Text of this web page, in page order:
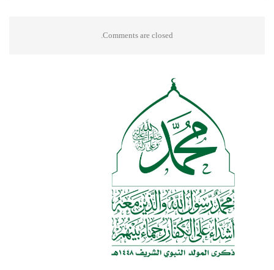
Comments are closed.